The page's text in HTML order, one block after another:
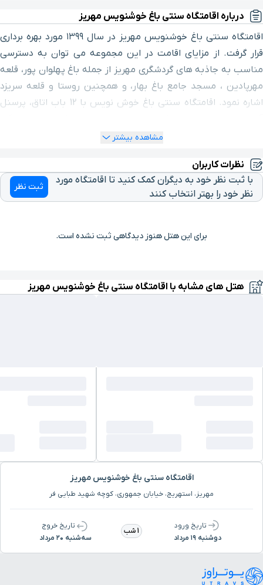
پارک سرو ۵ دقیقه با خودرو(۳ کیلومتر و ۲۲۹ متر)
سرو کهنسال ۶ دقیقه با خودرو(۳ کیلومتر و ۳۰۴ متر)
دانشگاه پیام نور ۷ دقیقه با خودرو(۳ کیلومتر و ۸۵۷ متر)
چشمه آب حسن آباد
رستوران باغ آهو
درباره اقامتگاه سنتی باغ خوشنویس مهریز
اقامتگاه سنتی باغ خوشنویس مهریز در سال ۱۳۹۹ مورد بهره برداری
قرار گرفت. از مزایای اقامت در این مجموعه می توان به دسترسی
مناسب به جاذبه های گردشگری مهریز از جمله باغ پهلوان پور، قلعه
مهرپادین ، مسجد جامع باغ بهار، و همچنین روستا و قلعه سریزد
اشاره نمود. اقامتگاه سنتی باغ خوش نویس با 12 باب اتاق، پرسنل
مشاهده بیشتر
نظرات کاربران
با ثبت نظر خود به دیگران کمک کنید تا اقامتگاه مورد
نظر خود را بهتر انتخاب کنند
ثبت نظر
برای این هتل هنوز دیدگاهی ثبت نشده است.
هتل های مشابه با اقامتگاه سنتی باغ خوشنویس مهریز
اقامتگاه سنتی باغ خوشنویس مهریز
مهریز، استهریج، خیابان جمهوری، کوچه شهید طبایی فر
تاریخ ورود
دوشنبه ۱۹ مرداد
1 شب
تاریخ خروج
سه‌شنبه ۲۰ مرداد